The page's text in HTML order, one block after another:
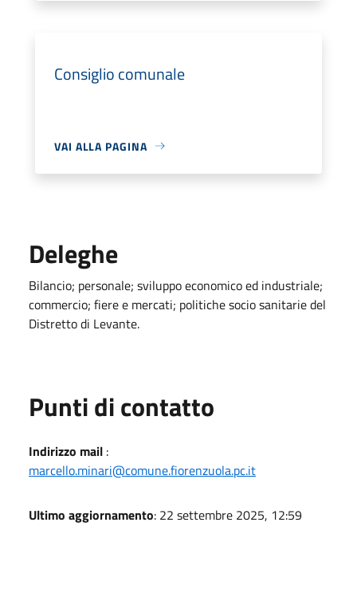
Consiglio comunale
VAI ALLA PAGINA
Deleghe
Bilancio; personale; sviluppo economico ed industriale;
commercio; fiere e mercati; politiche socio sanitarie del
Distretto di Levante.
Punti di contatto
Indirizzo mail :
marcello.minari@comune.fiorenzuola.pc.it
Ultimo aggiornamento: 22 settembre 2025, 12:59